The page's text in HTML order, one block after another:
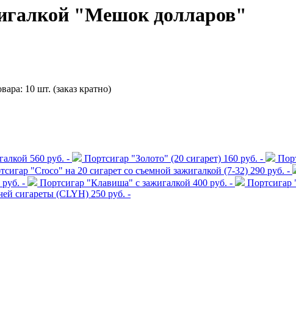
"Мешок долларов"
10 шт. (заказ кратно)
560 руб. - Портсигар "Золото" (20 сигарет) 160 руб. -
"Croco" на 20 сигарет со съемной зажигалкой (7-32) 290 руб. -
руб. - Портсигар "Клавиша" с зажигалкой 400 руб. - Портсигар
сигареты (CLYH) 250 руб. -